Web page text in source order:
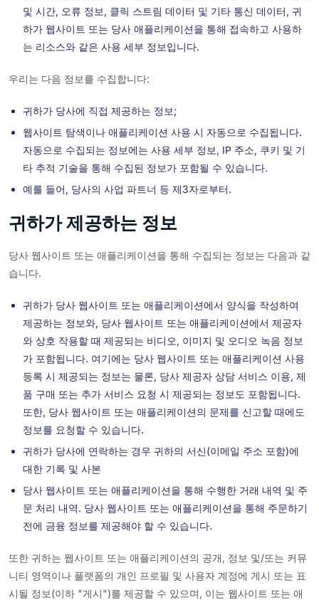
및 시간, 오류 정보, 클릭 스트림 데이터 및 기타 통신 데이터, 귀
하가 웹사이트 또는 당사 애플리케이션을 통해 접속하고 사용하
는 리소스와 같은 사용 세부 정보입니다.
우리는 다음 정보를 수집합니다:
귀하가 당사에 직접 제공하는 정보;
웹사이트 탐색이나 애플리케이션 사용 시 자동으로 수집됩니다.
자동으로 수집되는 정보에는 사용 세부 정보, IP 주소, 쿠키 및 기
타 추적 기술을 통해 수집된 정보가 포함될 수 있습니다.
예를 들어, 당사의 사업 파트너 등 제3자로부터.
귀하가 제공하는 정보
당사 웹사이트 또는 애플리케이션을 통해 수집되는 정보는 다음과 같
습니다.
귀하가 당사 웹사이트 또는 애플리케이션에서 양식을 작성하여
제공하는 정보와, 당사 웹사이트 또는 애플리케이션에서 제공자
와 상호 작용할 때 제공되는 비디오, 이미지 및 오디오 녹음 정보
가 포함됩니다. 여기에는 당사 웹사이트 또는 애플리케이션 사용
등록 시 제공되는 정보는 물론, 당사 제공자 상담 서비스 이용, 제
품 구매 또는 추가 서비스 요청 시 제공되는 정보도 포함됩니다.
또한, 당사 웹사이트 또는 애플리케이션의 문제를 신고할 때에도
정보를 요청할 수 있습니다.
귀하가 당사에 연락하는 경우 귀하의 서신(이메일 주소 포함)에
대한 기록 및 사본
당사 웹사이트 또는 애플리케이션을 통해 수행한 거래 내역 및 주
문 처리 내역. 당사 웹사이트 또는 애플리케이션을 통해 주문하기
전에 금융 정보를 제공해야 할 수 있습니다.
또한 귀하는 웹사이트 또는 애플리케이션의 공개, 정보 및/또는 커뮤
니티 영역이나 플랫폼의 개인 프로필 및 사용자 계정에 게시 또는 표
시될 정보(이하 "게시")를 제공할 수 있으며, 이는 웹사이트 또는 애